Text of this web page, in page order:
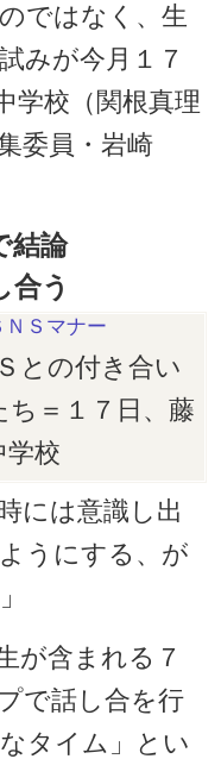
ではなく、生
みが今月１７
学校（関根真理
委員・岩崎
結論
合う
との付き合い
＝１７日、藤
学校
には意識し出
うにする、が
が含まれる７
で話し合を行
タイム」とい